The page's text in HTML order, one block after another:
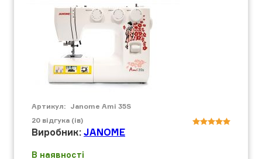
Артикул: Janome Ami 35S
20 відгука (ів)
Виробник: JANOME
В наявності